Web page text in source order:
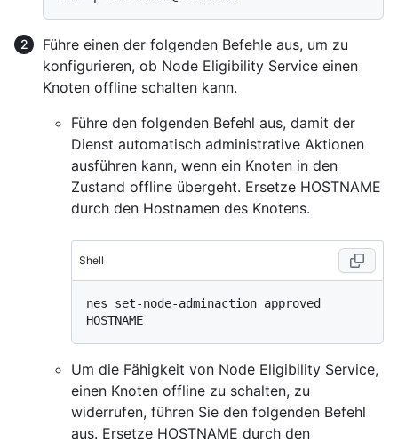
Führe einen der folgenden Befehle aus, um zu
konfigurieren, ob Node Eligibility Service einen
Knoten offline schalten kann.
Führe den folgenden Befehl aus, damit der
Dienst automatisch administrative Aktionen
ausführen kann, wenn ein Knoten in den
Zustand offline übergeht. Ersetze HOSTNAME
durch den Hostnamen des Knotens.
Shell
nes set-node-adminaction approved
Um die Fähigkeit von Node Eligibility Service,
einen Knoten offline zu schalten, zu
widerrufen, führen Sie den folgenden Befehl
aus. Ersetze HOSTNAME durch den